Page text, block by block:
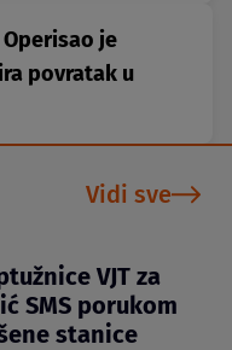
je
povratak u
Vidi sve
VJT za
SMS porukom
stanice